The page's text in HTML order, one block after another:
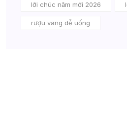
lời chúc năm mới 2026
rượu vang dễ uống